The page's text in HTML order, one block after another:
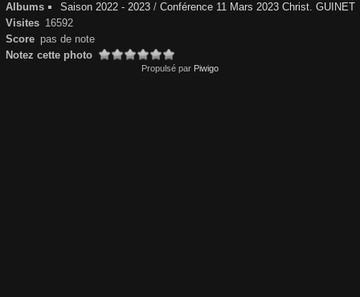
Albums
Saison 2022 - 2023/ Conférence 11 Mars 2023 Christ. GUINET
Visites 16592
Score pas de note
Notez cette photo
Propulsé par Piwigo